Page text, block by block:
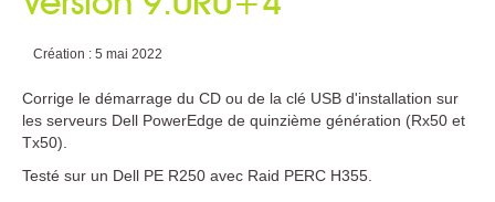
Création : 5 mai 2022
Corrige le démarrage du CD ou de la clé USB d'installation sur
les serveurs Dell PowerEdge de quinzième génération (Rx50 et
Tx50).
Testé sur un Dell PE R250 avec Raid PERC H355.